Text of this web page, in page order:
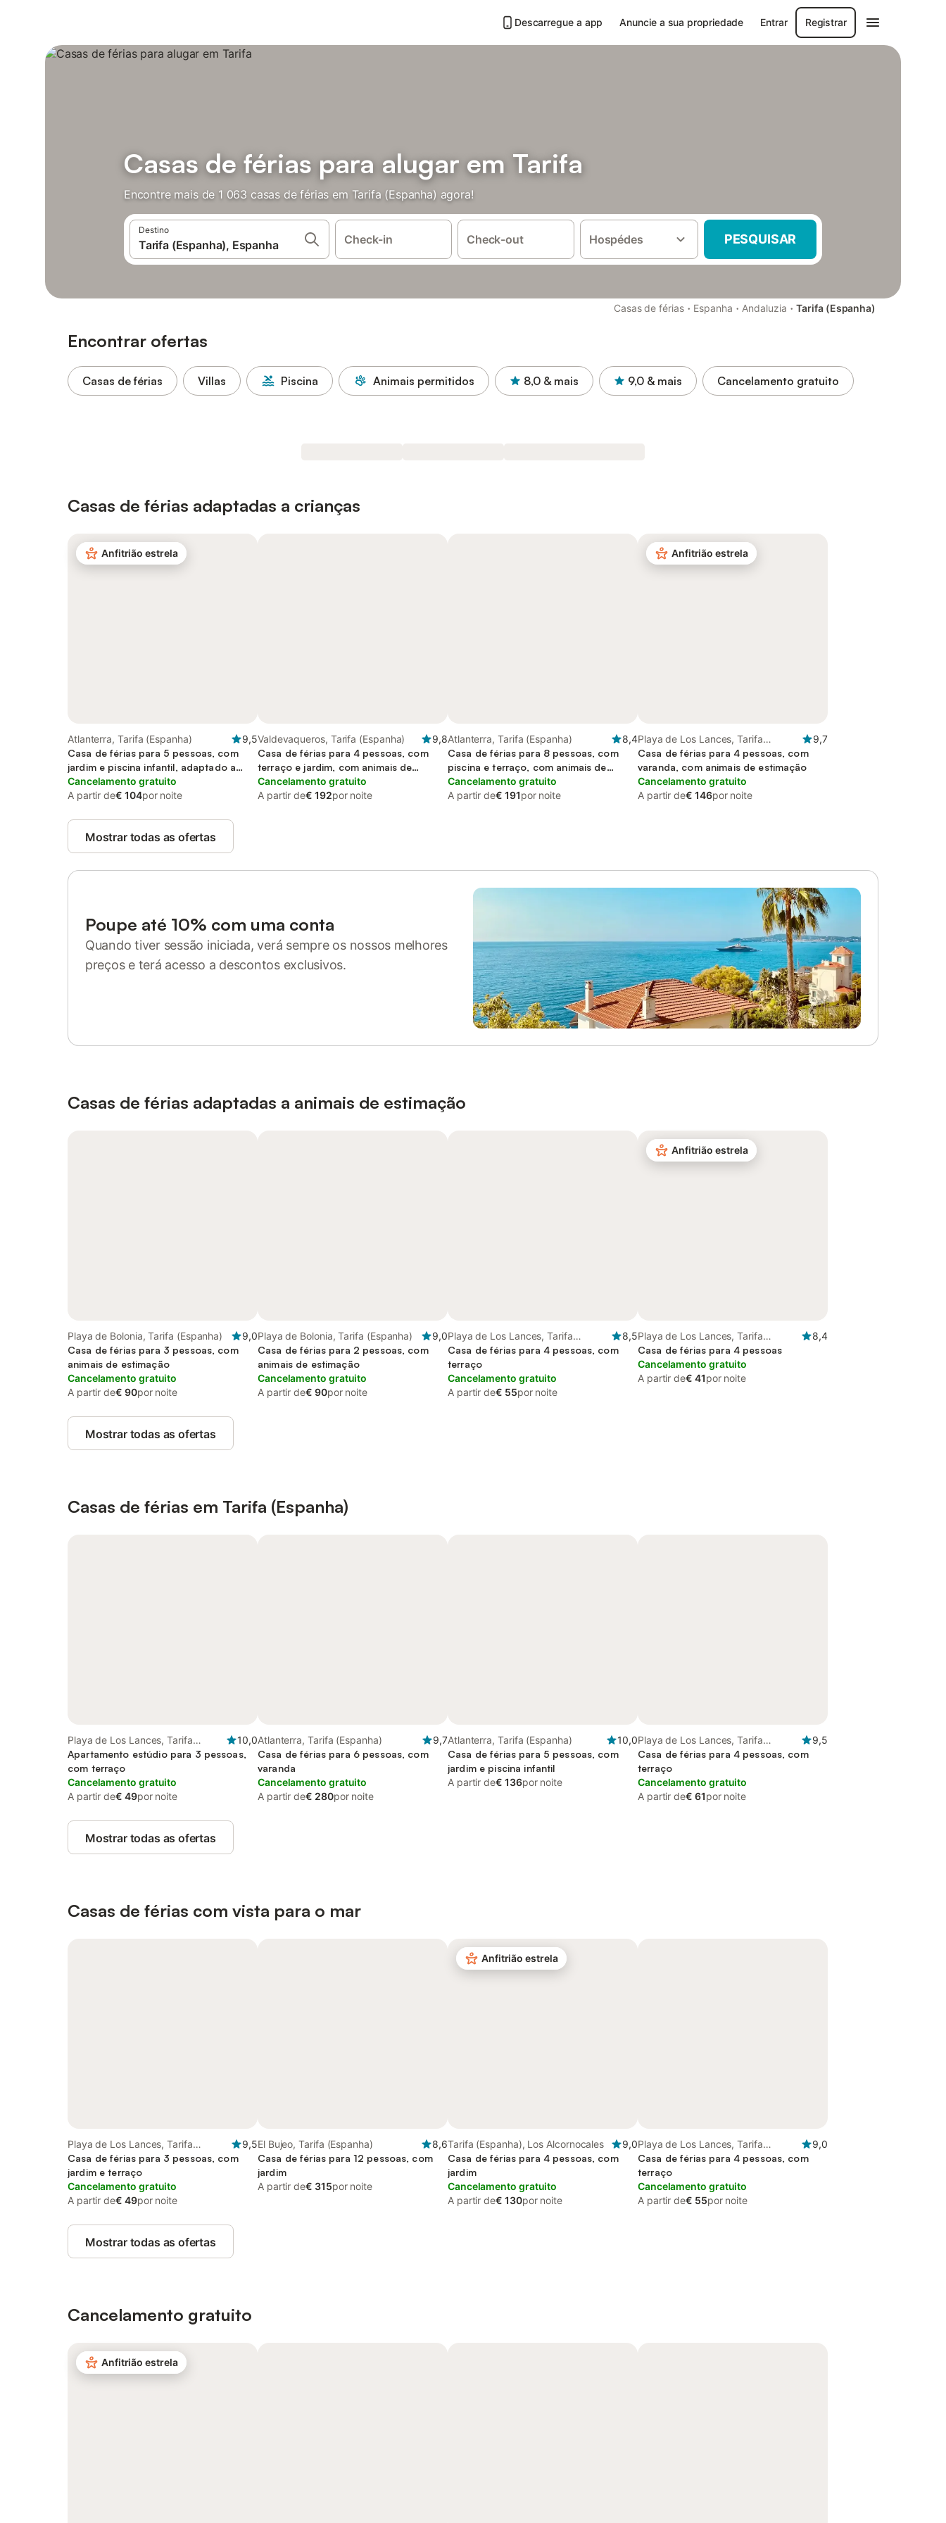
Descarregue a app Anuncie a sua propriedade Entrar Registrar
Casas de férias para alugar em Tarifa
Encontre mais de 1 063 casas de férias em Tarifa (Espanha) agora!
Destino
Check-in Check-out Hospédes PESQUISAR
Casas de férias · Espanha · Andaluzia · Tarifa (Espanha)
Encontrar ofertas
Casas de férias Villas Piscina Animais permitidos 8,0 & mais 9,0 & mais Cancelamento gratuito
Casas de férias adaptadas a crianças
Anfitrião estrela
Atlanterra, Tarifa (Espanha)
9,5
Casa de férias para 5 pessoas, com
jardim e piscina infantil, adaptado a
crianças
Cancelamento gratuito
A partir de€ 104por noite
Valdevaqueros, Tarifa (Espanha)
9,8
Casa de férias para 4 pessoas, com
terraço e jardim, com animais de
estimação
Cancelamento gratuito
A partir de€ 192por noite
Atlanterra, Tarifa (Espanha)
8,4
Casa de férias para 8 pessoas, com
piscina e terraço, com animais de
estimação
Cancelamento gratuito
A partir de€ 191por noite
Anfitrião estrela
Playa de Los Lances, Tarifa
(Espanha)
9,7
Casa de férias para 4 pessoas, com
varanda, com animais de estimação
Cancelamento gratuito
A partir de€ 146por noite
Mostrar todas as ofertas
Poupe até 10% com uma conta
Quando tiver sessão iniciada, verá sempre os nossos melhores
preços e terá acesso a descontos exclusivos.
Casas de férias adaptadas a animais de estimação
Playa de Bolonia, Tarifa (Espanha)
9,0
Casa de férias para 3 pessoas, com
animais de estimação
Cancelamento gratuito
A partir de€ 90por noite
Playa de Bolonia, Tarifa (Espanha)
9,0
Casa de férias para 2 pessoas, com
animais de estimação
Cancelamento gratuito
A partir de€ 90por noite
Playa de Los Lances, Tarifa
(Espanha)
8,5
Casa de férias para 4 pessoas, com
terraço
Cancelamento gratuito
A partir de€ 55por noite
Anfitrião estrela
Playa de Los Lances, Tarifa
(Espanha)
8,4
Casa de férias para 4 pessoas
Cancelamento gratuito
A partir de€ 41por noite
Mostrar todas as ofertas
Casas de férias em Tarifa (Espanha)
Playa de Los Lances, Tarifa
(Espanha)
10,0
Apartamento estúdio para 3 pessoas,
com terraço
Cancelamento gratuito
A partir de€ 49por noite
Atlanterra, Tarifa (Espanha)
9,7
Casa de férias para 6 pessoas, com
varanda
Cancelamento gratuito
A partir de€ 280por noite
Atlanterra, Tarifa (Espanha)
10,0
Casa de férias para 5 pessoas, com
jardim e piscina infantil
A partir de€ 136por noite
Playa de Los Lances, Tarifa
(Espanha)
9,5
Casa de férias para 4 pessoas, com
terraço
Cancelamento gratuito
A partir de€ 61por noite
Mostrar todas as ofertas
Casas de férias com vista para o mar
Playa de Los Lances, Tarifa
(Espanha)
9,5
Casa de férias para 3 pessoas, com
jardim e terraço
Cancelamento gratuito
A partir de€ 49por noite
El Bujeo, Tarifa (Espanha)
8,6
Casa de férias para 12 pessoas, com
jardim
A partir de€ 315por noite
Anfitrião estrela
Tarifa (Espanha), Los Alcornocales
9,0
Casa de férias para 4 pessoas, com
jardim
Cancelamento gratuito
A partir de€ 130por noite
Playa de Los Lances, Tarifa
(Espanha)
9,0
Casa de férias para 4 pessoas, com
terraço
Cancelamento gratuito
A partir de€ 55por noite
Mostrar todas as ofertas
Cancelamento gratuito
Anfitrião estrela